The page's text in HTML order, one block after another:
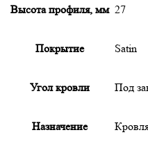
Высота профиля, мм 27
Покрытие Satin
Угол кровли Под
Назначение